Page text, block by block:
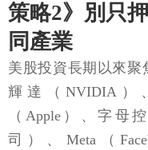
策略2》別只
同產業
美股投資長期以來聚
輝達（NVIDIA）
（Apple）、字母
司）、Meta（